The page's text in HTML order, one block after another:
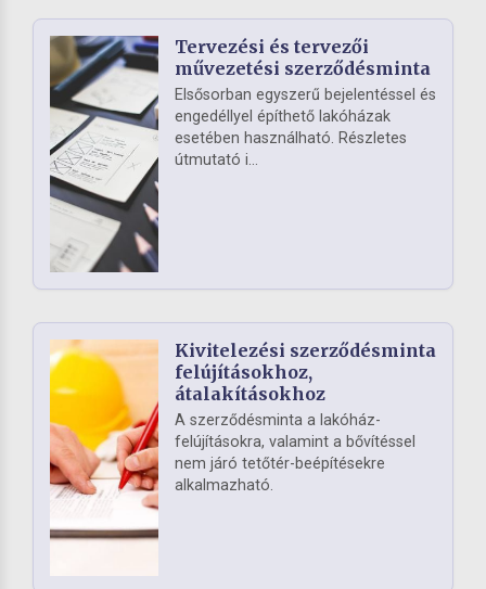
Tervezési és tervezői
művezetési szerződésminta
Elsősorban egyszerű bejelentéssel és
engedéllyel építhető lakóházak
esetében használható. Részletes
útmutató i...
Kivitelezési szerződésminta
felújításokhoz,
átalakításokhoz
A szerződésminta a lakóház-
felújításokra, valamint a bővítéssel
nem járó tetőtér-beépítésekre
alkalmazható.